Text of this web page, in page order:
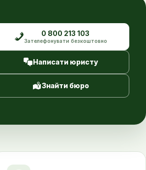
0 800 213 103
Зателефонувати безкоштовно
Написати юристу
Знайти бюро